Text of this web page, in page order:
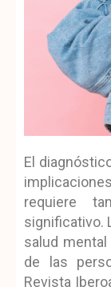
El
requiere
significativo.
salud
de las
Revista